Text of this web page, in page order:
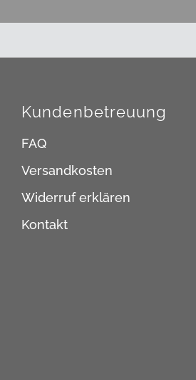
Kundenbetreuung
FAQ
Versandkosten
Widerruf erklären
Kontakt